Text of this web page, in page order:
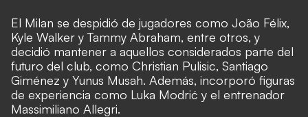
El Milan se despidió de jugadores como João Félix,
Kyle Walker y Tammy Abraham, entre otros, y
decidió mantener a aquellos considerados parte del
futuro del club, como Christian Pulisic, Santiago
Giménez y Yunus Musah. Además, incorporó figuras
de experiencia como Luka Modrić y el entrenador
Massimiliano Allegri.